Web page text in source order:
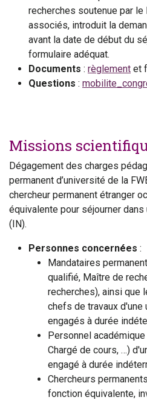
recherches soutenue par le
associés, introduit la
avant la date de début du
formulaire adéquat.
Documents : règlement et
Questions :
Missions
Dégagement des charges
permanent d’université de la
chercheur permanent étranger
équivalente pour séjourner
(IN).
Personnes concernées :
Mandataires
qualifié, Maître de
recherches), ainsi que
chefs de travaux d'une
engagés à durée
Personnel
Chargé de cours, …)
engagé à durée
Chercheurs
fonction équivalente,